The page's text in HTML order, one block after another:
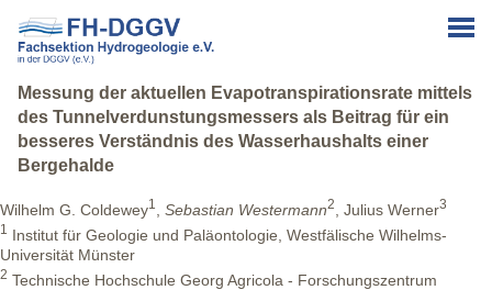
Messung der aktuellen Evapotranspirationsrate mittels
des Tunnelverdunstungsmessers als Beitrag für ein
besseres Verständnis des Wasserhaushalts einer
Bergehalde
Wilhelm G. Coldewey1 Sebastian Westermann2 , Julius Werner3
1
Institut für Geologie und Paläontologie, Westfälische Wilhelms-
Universität Münster
2 Technische Hochschule Georg Agricola - Forschungszentrum